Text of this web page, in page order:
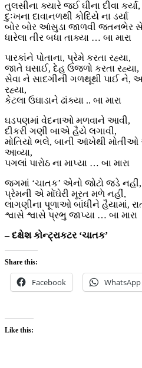
તુલસીના ક્યારે જઈ ઘીના દીવા કર્યા,
દુઃખના દાવાનળથી કોદિયે ના ડર્યા
બોર બોર આંસુડા જાળવી જતનભેર
ધારેલા તીર બધા તાક્યા … બા મારા
પારકાંને પોતાના, પ્રેમે કરતા રહ્યા,
જાતે ઘસાઈ, દેહ ઉજળો કરતા રહ્યા,
સેવા ને સાદગીની ગળથૂથી પાઈ ને,
રહ્યા,
કેટલા ઉઘાડાને ઢાંક્યા .. બા મારા
ઘડપણમાં વેદનાઓ મળવાને આવી,
દીકરી ગણી બાએ હૈયે લગાવી,
મોતિયો ભલે, બાની આંખેથી મોતીઓ
આવ્યા,
પગલાં પારોઠ ના માપ્યા … બા મારા
જગમાં ‘ચાતક’ એનો જોટો જડે નહીં,
પ્રેમની એ મોંઘેરી મૂરત મળે નહીં,
લાગણીના પૂળાઓ બાંધીને હૈયામાં,
શ્વાસે શ્વાસે પ્રભુ જાપ્યા … બા મારા
– દક્ષેશ કોન્ટ્રાકટર ‘ચાતક’
Share this:
Facebook WhatsApp
Like this: